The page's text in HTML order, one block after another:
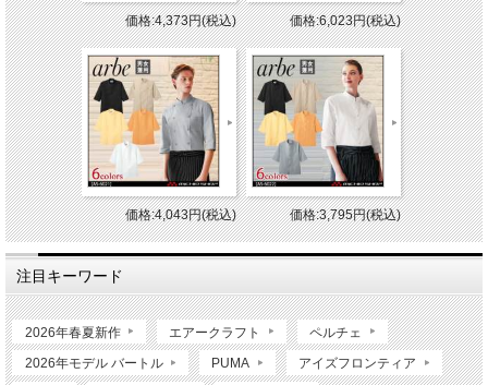
価格:4,373円(税込) 価格:6,023円(税込)
価格:4,043円(税込) 価格:3,795円(税込)
注目キーワード
2026年春夏新作 エアークラフト ペルチェ
2026年モデル バートル PUMA アイズフロンティア